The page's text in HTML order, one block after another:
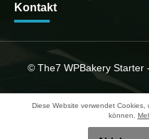
Kontakt
© The7 WPBakery Starter
Diese Website verwendet
können.